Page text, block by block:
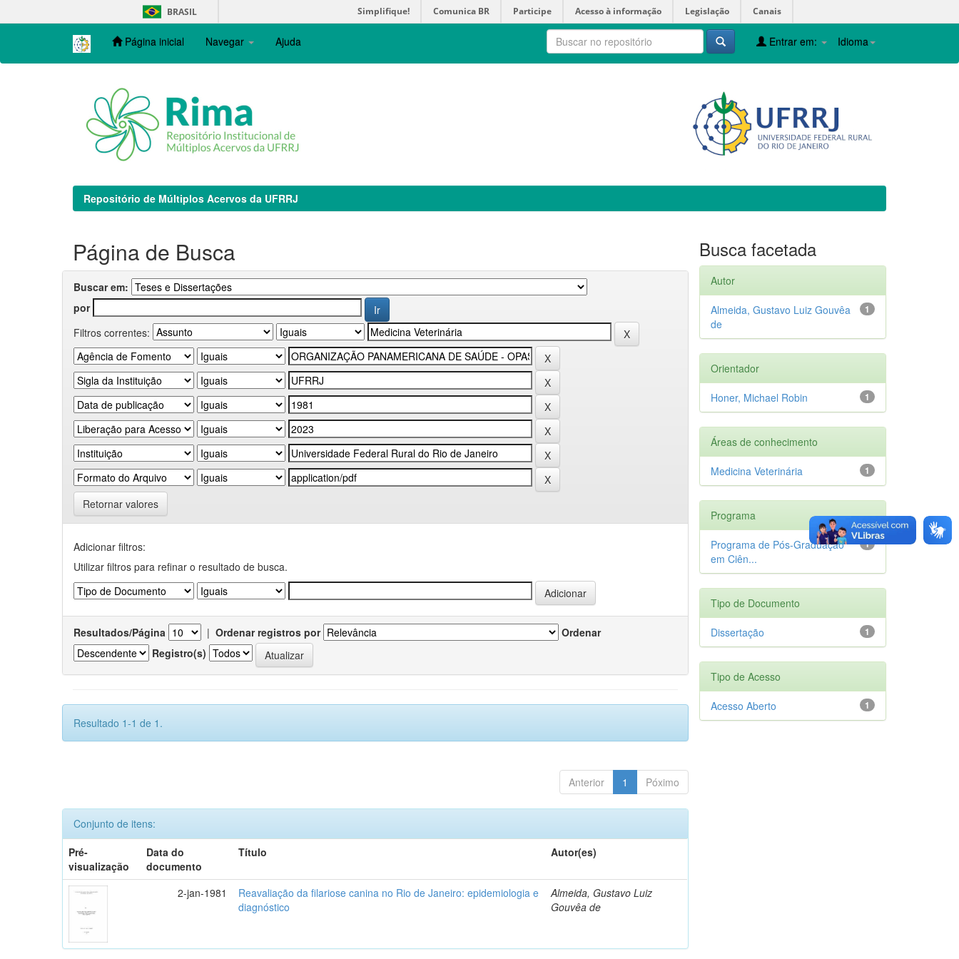
navigation
BRASIL Simplifique! Comunica BR Participe Acesso à informação Legislação Canais
Página inicial Navegar Ajuda Idioma
Entrar em:
Repositório de Múltiplos Acervos da UFRRJ
Página de Busca
Buscar em:
por
Filtros correntes:
Retornar valores
Adicionar filtros:
Utilizar filtros para refinar o resultado de busca.
Resultados/Página | Ordenar registros por
Ordenar
Registro(s)
Resultado 1-1 de 1.
Anterior 1 Póximo
Conjunto de itens:
Pré-
visualização
Data do
documento
Título Autor(es)
2-jan-1981
Reavaliação da filariose canina no Rio de Janeiro: epidemiologia e
diagnóstico
Almeida, Gustavo Luiz
Gouvêa de
Busca facetada
Autor
1
Almeida, Gustavo Luiz Gouvêa
de
Orientador
1
Honer, Michael Robin
Áreas de conhecimento
1
Medicina Veterinária
Programa
1
Programa de Pós-Graduação
em Ciên...
Tipo de Documento
1
Dissertação
Tipo de Acesso
1
Acesso Aberto